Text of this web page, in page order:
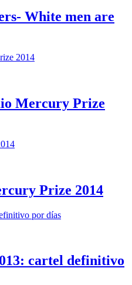
White men are
2014
Mercury Prize
Prize 2014
por días
cartel definitivo